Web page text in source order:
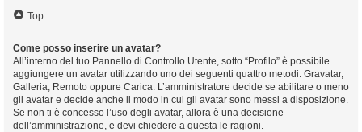
Top
Come posso inserire un avatar?
All’interno del tuo Pannello di Controllo Utente, sotto “Profilo” è possibile
aggiungere un avatar utilizzando uno dei seguenti quattro metodi: Gravatar,
Galleria, Remoto oppure Carica. L’amministratore decide se abilitare o meno
gli avatar e decide anche il modo in cui gli avatar sono messi a disposizione.
Se non ti è concesso l’uso degli avatar, allora è una decisione
dell’amministrazione, e devi chiedere a questa le ragioni.